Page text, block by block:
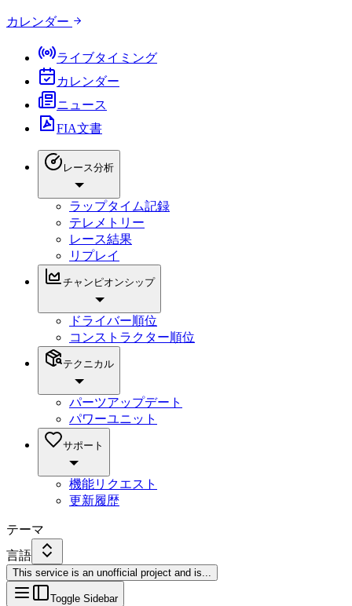
カレンダー
ライブタイミング
カレンダー
ニュース
FIA文書
レース分析
ラップタイム記録
テレメトリー
レース結果
リプレイ
チャンピオンシップ
ドライバー順位
コンストラクター順位
テクニカル
パーツアップデート
パワーユニット
サポート
機能リクエスト
更新履歴
テーマ
言語
This service is an unofficial project and is...
Toggle Sidebar